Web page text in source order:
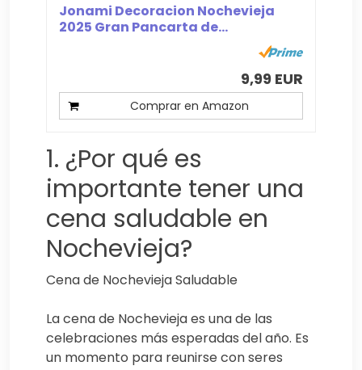
Jonami Decoracion Nochevieja
2025 Gran Pancarta de...
9,99 EUR
Comprar en Amazon
1. ¿Por qué es
importante tener una
cena saludable en
Nochevieja?
Cena de Nochevieja Saludable
La cena de Nochevieja es una de las
celebraciones más esperadas del año. Es
un momento para reunirse con seres